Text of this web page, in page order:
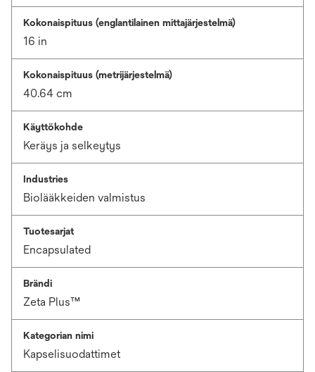
Kokonaispituus (englantilainen mittajärjestelmä)
16 in
Kokonaispituus (metrijärjestelmä)
40.64 cm
Käyttökohde
Keräys ja selkeytys
Industries
Biolääkkeiden valmistus
Tuotesarjat
Encapsulated
Brändi
Zeta Plus™
Kategorian nimi
Kapselisuodattimet